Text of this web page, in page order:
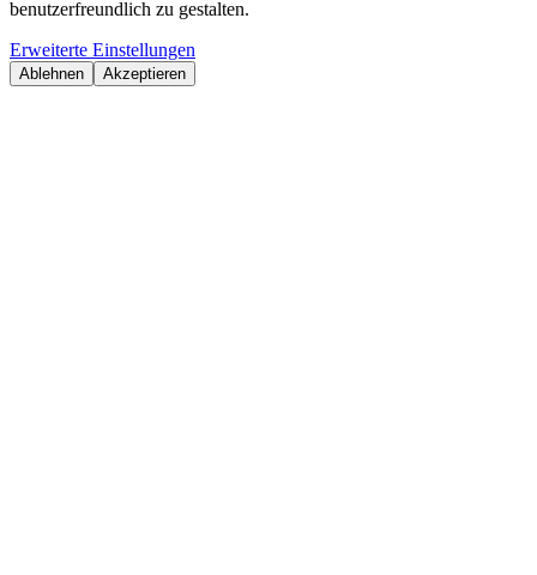
benutzerfreundlich zu gestalten.
Erweiterte Einstellungen
Ablehnen Akzeptieren